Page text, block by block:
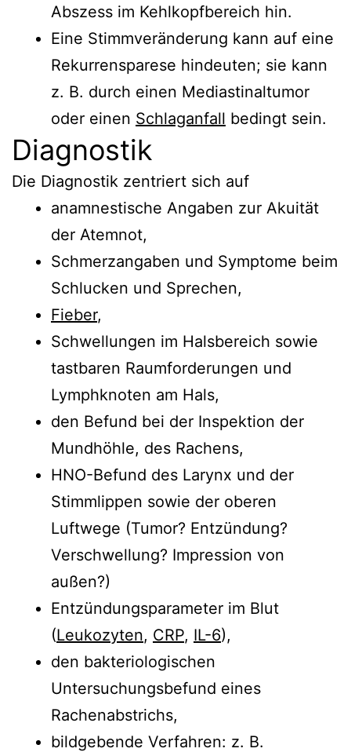
Abszess im Kehlkopfbereich hin.
Eine Stimmveränderung kann auf eine
Rekurrensparese hindeuten; sie kann
z. B. durch einen Mediastinaltumor
oder einen Schlaganfall bedingt sein.
Diagnostik
Die Diagnostik zentriert sich auf
anamnestische Angaben zur Akuität
der Atemnot,
Schmerzangaben und Symptome beim
Schlucken und Sprechen,
Fieber,
Schwellungen im Halsbereich sowie
tastbaren Raumforderungen und
Lymphknoten am Hals,
den Befund bei der Inspektion der
Mundhöhle, des Rachens,
HNO-Befund des Larynx und der
Stimmlippen sowie der oberen
Luftwege (Tumor? Entzündung?
Verschwellung? Impression von
außen?)
Entzündungsparameter im Blut
(Leukozyten, CRP, IL-6),
den bakteriologischen
Untersuchungsbefund eines
Rachenabstrichs,
bildgebende Verfahren: z. B.